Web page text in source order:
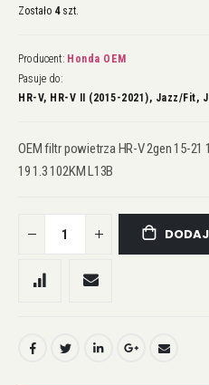
Zostało 4szt.
Producent: Honda OEM
Pasuje do:
HR-V, HR-V II (2015-2021), Jazz/Fit,
OEM filtr powietrza HR-V 2gen 15-21
19 1.3 102KM L13B